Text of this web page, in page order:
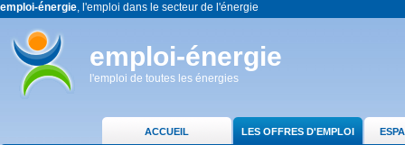
emploi-énergie, l'emploi dans le secteur de l'énergie
emploi-énergie
l'emploi de toutes les énergies
ACCUEIL LES OFFRES D'EMPLOI